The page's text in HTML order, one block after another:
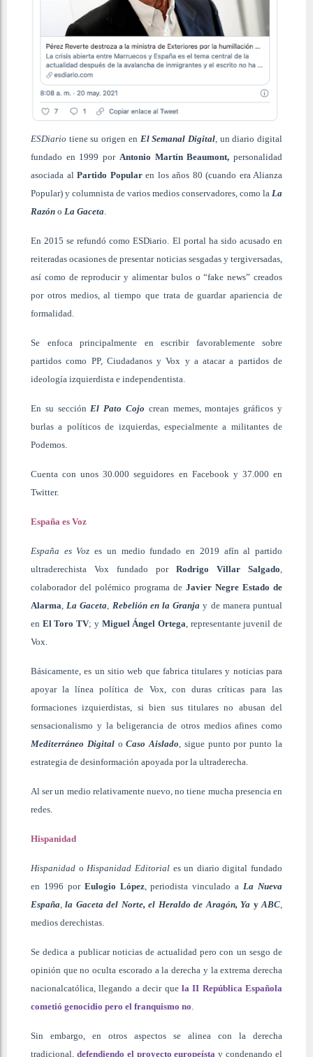
ESDiario tiene su origen en El Semanal Digital, un diario digital
fundado en 1999 por Antonio Martín Beaumont,personalidad
asociada al Partido Popularen los años 80 (cuando era Alianza
Popular) y columnista de varios medios conservadores, como la La
Razón o La Gaceta
En 2015 se refundó como ESDiario. El portal ha sido acusado en
reiteradas ocasiones de presentar noticias sesgadas y tergiversadas,
así como de reproducir y alimentar bulos o “fake news” creados
por otros medios, al tiempo que trata de guardar apariencia de
formalidad.
Se enfoca principalmente en escribir favorablemente sobre
partidos como PP, Ciudadanos y Vox y a atacar a partidos de
ideología izquierdista e independentista.
En su sección El Pato Cojo crean memes, montajes gráficos y
burlas a políticos de izquierdas, especialmente a militantes de
Podemos.
Cuenta con unos 30.000 seguidores en Facebook y 37.000 en
Twitter.
España es Voz
España es Vozes un medio fundado en 2019 afín al partido
ultraderechista Vox fundado por Rodrigo Villar Salgado
colaborador del polémico programa de Javier Negre Estado de
Alarma La Gaceta Rebelión en la Granja y de manera puntual
en El Toro TV; y Miguel Ángel Ortega representante juvenil de
Vox.
Básicamente, es un sitio web que fabrica titulares y noticias para
apoyar la línea política de Vox, con duras críticas para las
formaciones izquierdistas, si bien sus titulares no abusan del
sensacionalismo y la beligerancia de otros medios afines como
Mediterráneo DigitaloCaso Aislado sigue punto por punto la
estrategia de desinformación apoyada por la ultraderecha.
Al ser un medio relativamente nuevo, no tiene mucha presencia en
redes.
Hispanidad
Hispanidad o Hispanidad Editoriales un diario digital fundado
en 1996 por Eulogio López, periodista vinculado a La Nueva
España ,la Gaceta del Norte, el Heraldo de Aragón, Ya yABC
medios derechistas.
Se dedica a publicar noticias de actualidad pero con un sesgo de
opinión que no oculta escorado a la derecha y la extrema derecha
nacionalcatólica, llegando a decir que la II República Española
cometió genocidio pero el franquismo no
Sin embargo, en otros aspectos se alinea con la derecha
tradicional, defendiendo el proyecto europeísta y condenando el